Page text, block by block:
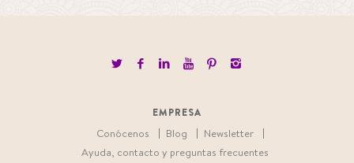
EMPRESA
Conócenos Blog
Newsletter
Ayuda, contacto y preguntas frecuentes